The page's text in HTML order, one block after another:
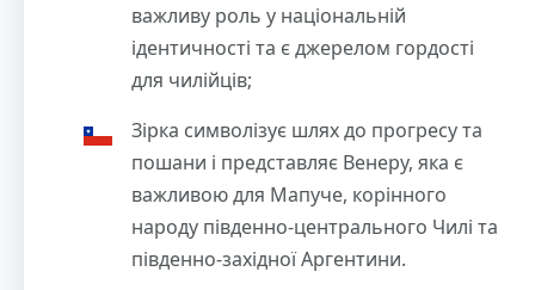
важливу роль у національній
ідентичності та є джерелом гордості
для чилійців;
Зірка символізує шлях до прогресу та
пошани і представляє Венеру, яка є
важливою для Мапуче, корінного
народу південно-центрального Чилі та
південно-західної Аргентини.